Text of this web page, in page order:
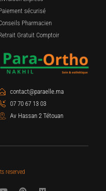
sécurisé
Pharmacien
Gratuit Comptoir
contact@paraelle.ma
07 70 67 13 03
Av Hassan 2 Tétouan
reserved